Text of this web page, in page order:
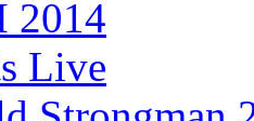
2014
Live